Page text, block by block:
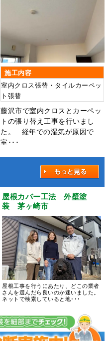
施工内容
室内クロス張替・タイルカーペッ
ト張替
藤沢市で室内クロスとカーペッ
トの張り替え工事を行いまし
た。 経年での湿気が原因で
室･･･
屋根カバー工法 外壁塗
装 茅ヶ崎市
屋根工事を行うにあたり、どこの業者
さんを選んだら良いのか迷いました。
ネットで検索していると地･･･